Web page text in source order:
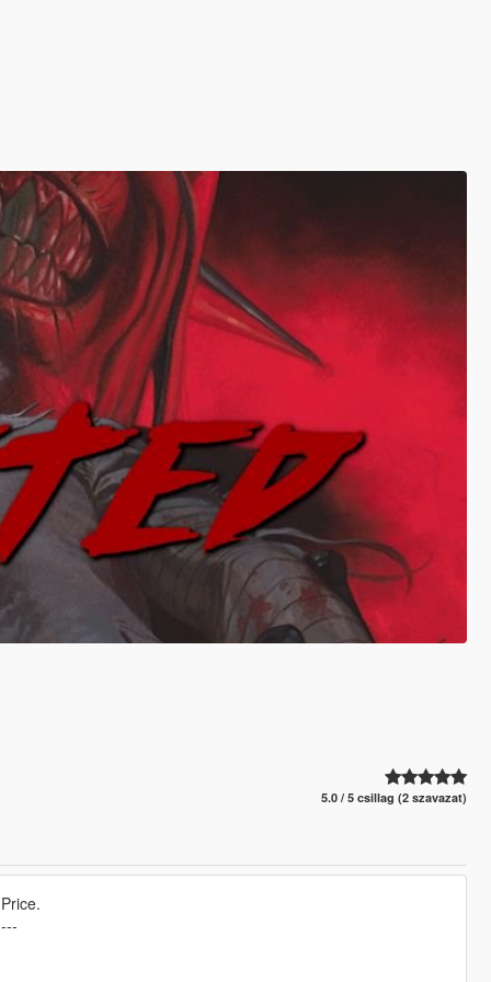
5.0 / 5 csillag (2 szavazat)